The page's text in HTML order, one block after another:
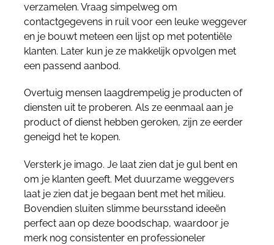
verzamelen. Vraag simpelweg om
contactgegevens in ruil voor een leuke weggever
en je bouwt meteen een lijst op met potentiële
klanten. Later kun je ze makkelijk opvolgen met
een passend aanbod.
Overtuig mensen laagdrempelig je producten of
diensten uit te proberen. Als ze eenmaal aan je
product of dienst hebben geroken, zijn ze eerder
geneigd het te kopen.
Versterk je imago. Je laat zien dat je gul bent en
om je klanten geeft. Met duurzame weggevers
laat je zien dat je begaan bent met het milieu.
Bovendien sluiten slimme beursstand ideeën
perfect aan op deze boodschap, waardoor je
merk nog consistenter en professioneler